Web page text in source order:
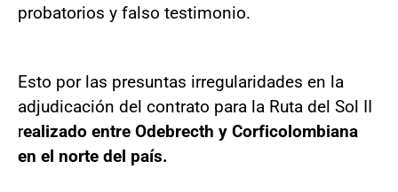
probatorios y falso testimonio.
Esto por las presuntas irregularidades en la
adjudicación del contrato para la Ruta del Sol II
realizado entre Odebrecth y Corficolombiana
en el norte del país.